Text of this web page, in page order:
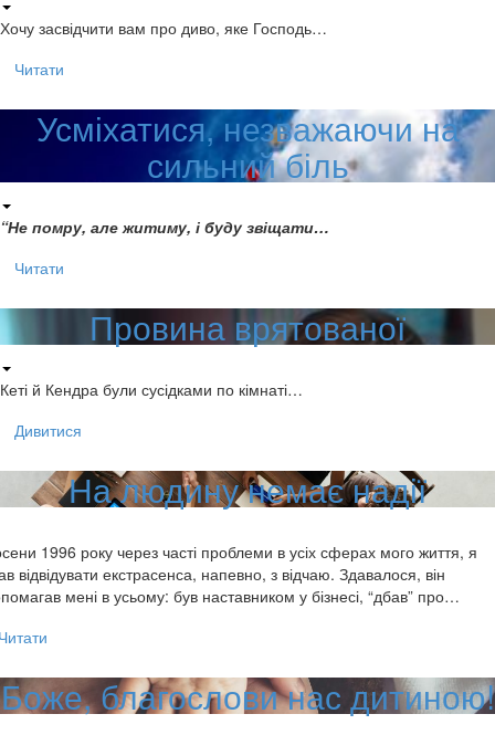
Хочу засвідчити вам про диво, яке Господь…
Читати
Усміхатися, незважаючи на
сильний біль
“Не помру, але житиму, і буду звіщати…
Читати
Провина врятованої
Кеті й Кендра були сусідками по кімнаті…
Дивитися
На людину немає надії
1996 року через часті проблеми в усіх сферах мого життя, я
відвідувати екстрасенса, напевно, з відчаю. Здавалося, він
мені в усьому: був наставником у бізнесі, “дбав” про…
Боже, благослови нас дитиною!